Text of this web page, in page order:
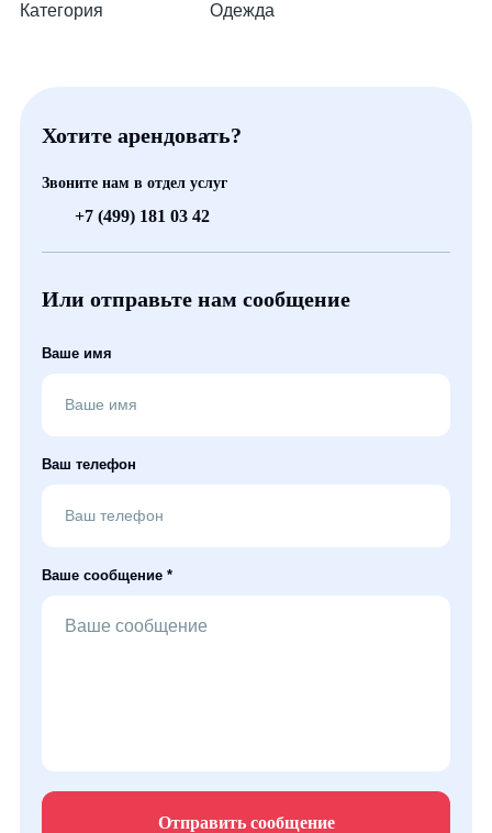
Категория
Одежда
Хотите арендовать?
Звоните нам в отдел услуг
+7 (499) 181 03 42
Или отправьте нам сообщение
Ваше имя
Ваш телефон
Ваше сообщение *
Отправить сообщение